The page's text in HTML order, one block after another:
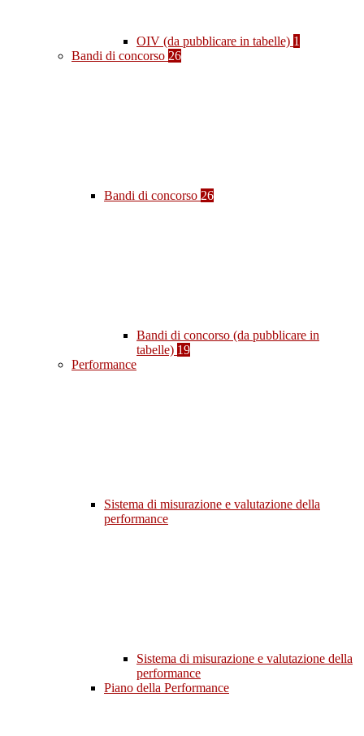
OIV (da pubblicare in tabelle) 1
Bandi di concorso 26
Bandi di concorso 26
Bandi di concorso (da pubblicare in
tabelle) 19
Performance
Sistema di misurazione e valutazione della
performance
Sistema di misurazione e valutazione della
performance
Piano della Performance